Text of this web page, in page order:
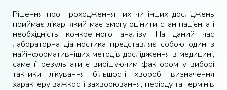
Рішення про проходження тих чи інших досліджень
приймає лікар, який має змогу оцінити стан пацієнта і
необхідність конкретного аналізу. На даний час
лабораторна діагностика представляє собою один з
найінформативніших методів дослідження в медицині,
саме її результати є вирішуючим фактором у виборі
тактики лікування більшості хвороб, визначення
характеру важкості захворювання, періоду та термінів